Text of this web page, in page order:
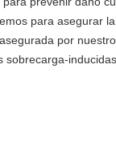
para asegurar la
por
sobrecarga-inducidas.